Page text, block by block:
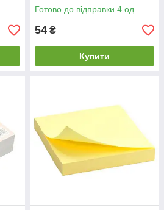
Готово до відправки 4 од.
54 ₴
Купити